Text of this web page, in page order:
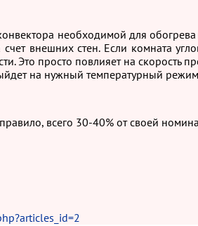
необходимой для
счет внешних стен. Если комната
Это просто повлияет на скорость
на нужный температурный
всего 30-40% от своей